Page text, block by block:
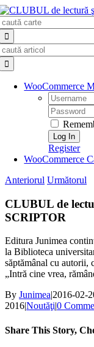
Skip
to
content
WooCommerce
Username:
Password:
Register
WooCommerce
Anteriorul Următorul
CLUBUL de
SCRIPTOR
Editura Junimea
la Biblioteca
săptămânal cu autorii,
„Intră cine vrea,
By Junimea|2016-02-
2016|Noutăţi|0
Share This Story,